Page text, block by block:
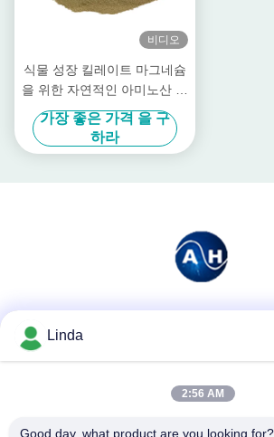
비디오
식물 성장 킬레이트 마그네슘
을 위한 자연적인 아미노산 비
료 분말
가장 좋은 가격 을 구
하라
Linda
2:56 AM
Good day, what product are you looking for?